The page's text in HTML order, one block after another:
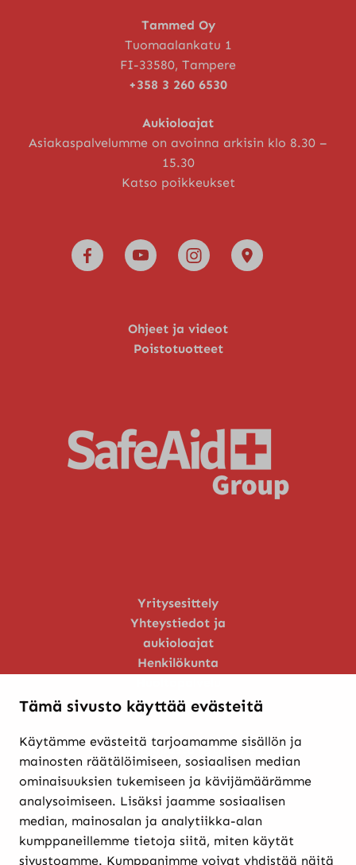
Tämä sivusto käyttää evästeitä
Käytämme evästeitä tarjoamamme sisällön ja
mainosten räätälöimiseen, sosiaalisen median
ominaisuuksien tukemiseen ja kävijämäärämme
analysoimiseen. Lisäksi jaamme sosiaalisen
median, mainosalan ja analytiikka-alan
kumppaneillemme tietoja siitä, miten käytät
sivustoamme. Kumppanimme voivat yhdistää näitä
Tammed Oy
Tuomaalankatu 1
FI-33580, Tampere
+358 3 260 6530
Aukioloajat
Asiakaspalvelumme on avoinna arkisin klo 8.30 –
15.30
Katso poikkeukset
Ohjeet ja videot
Poistotuotteet
Yritysesittely
Yhteystiedot ja
aukioloajat
Henkilökunta
Verkkokaupasta ostaminen
Maksutavat ja
toimitusehdot
Palautukset
Rekisteriseloste
Evästekäytännöt